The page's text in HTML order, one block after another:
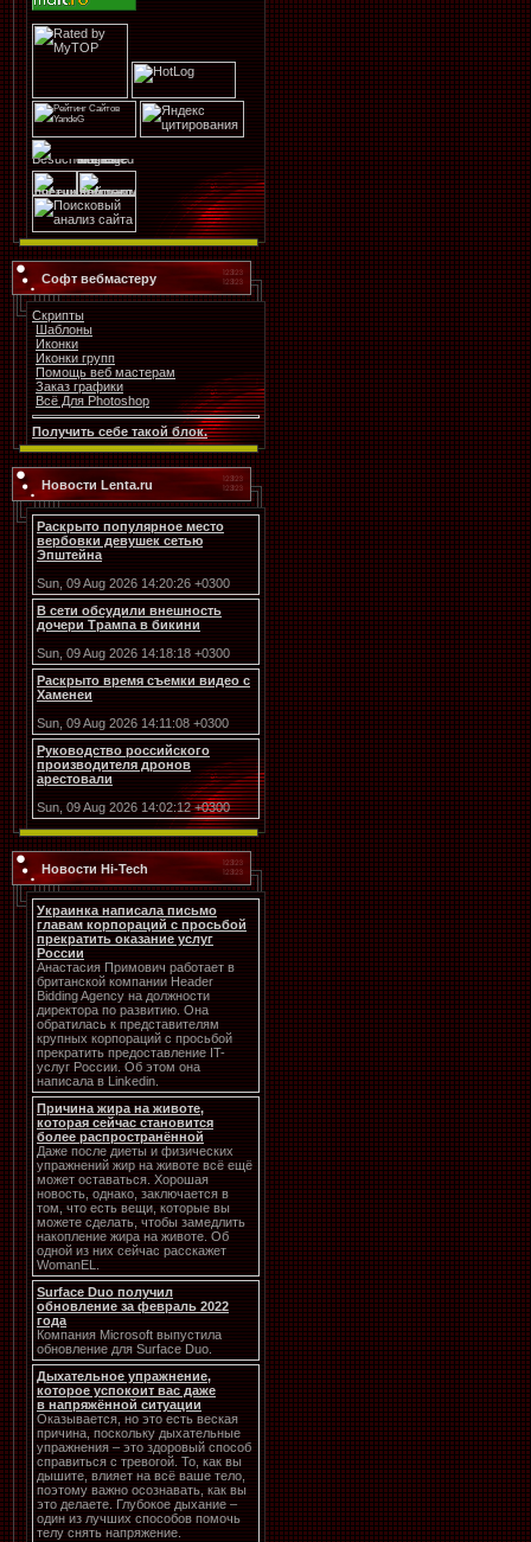
Софт вебмастеру
Скрипты
Шаблоны
Иконки
Иконки групп
Помощь веб мастерам
Заказ графики
Всё Для Photoshop
Получить себе такой блок.
Новости Lenta.ru
Раскрыто популярное место
вербовки девушек сетью
Эпштейна
Sun, 09 Aug 2026 14:20:26 +0300
В сети обсудили внешность
дочери Трампа в бикини
Sun, 09 Aug 2026 14:18:18 +0300
Раскрыто время съемки видео с
Хаменеи
Sun, 09 Aug 2026 14:11:08 +0300
Руководство российского
производителя дронов
арестовали
Sun, 09 Aug 2026 14:02:12 +0300
Новости Hi-Tech
Украинка написала письмо
главам корпораций с просьбой
прекратить оказание услуг
России
Анастасия Примович работает в
британской компании Header
Bidding Agency на должности
директора по развитию. Она
обратилась к представителям
крупных корпораций с просьбой
прекратить предоставление IT-
услуг России. Об этом она
написала в Linkedin.
Причина жира на животе,
которая сейчас становится
более распространённой
Даже после диеты и физических
упражнений жир на животе всё ещё
может оставаться. Хорошая
новость, однако, заключается в
том, что есть вещи, которые вы
можете сделать, чтобы замедлить
накопление жира на животе. Об
одной из них сейчас расскажет
WomanEL.
Surface Duo получил
обновление за февраль 2022
года
Компания Microsoft выпустила
обновление для Surface Duo.
Дыхательное упражнение,
которое успокоит вас даже
в напряжённой ситуации
Оказывается, но это есть веская
причина, поскольку дыхательные
упражнения – это здоровый способ
справиться с тревогой. То, как вы
дышите, влияет на всё ваше тело,
поэтому важно осознавать, как вы
это делаете. Глубокое дыхание –
один из лучших способов помочь
телу снять напряжение.